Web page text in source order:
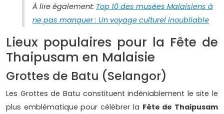
À lire également: Top 10 des musées Malaisiens à
ne pas manquer : Un voyage culturel inoubliable
Lieux populaires pour la Fête de
Thaipusam en Malaisie
Grottes de Batu (Selangor)
Les Grottes de Batu constituent indéniablement le site le
plus emblématique pour célébrer la Fête de Thaipusam